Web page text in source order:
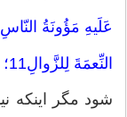
عَلَیهِ مَؤُونَةُ
النِّعمَةَ لِلزَّوالِ11؛
شود مگر اینکه